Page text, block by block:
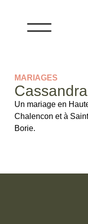
MARIAGES
Un mariage en
Chalencon et à
Borie.